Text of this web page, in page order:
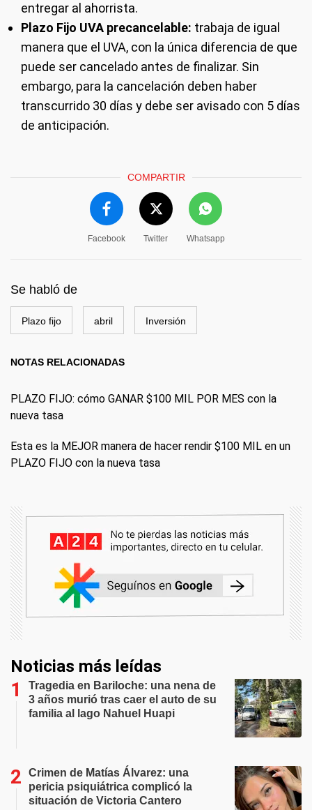
entregar al ahorrista.
Plazo Fijo UVA precancelable: trabaja de igual
manera que el UVA, con la única diferencia de que
puede ser cancelado antes de finalizar. Sin
embargo, para la cancelación deben haber
transcurrido 30 días y debe ser avisado con 5 días
de anticipación.
COMPARTIR
Facebook Twitter Whatsapp
Se habló de
Plazo fijo abril Inversión
NOTAS RELACIONADAS
PLAZO FIJO: cómo GANAR $100 MIL POR MES con la
nueva tasa
Esta es la MEJOR manera de hacer rendir $100 MIL en un
PLAZO FIJO con la nueva tasa
Noticias más leídas
Tragedia en Bariloche: una nena de
3 años murió tras caer el auto de su
familia al lago Nahuel Huapi
Crimen de Matías Álvarez: una
pericia psiquiátrica complicó la
situación de Victoria Cantero